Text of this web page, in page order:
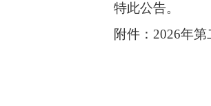
特此公告。
附件：2026年